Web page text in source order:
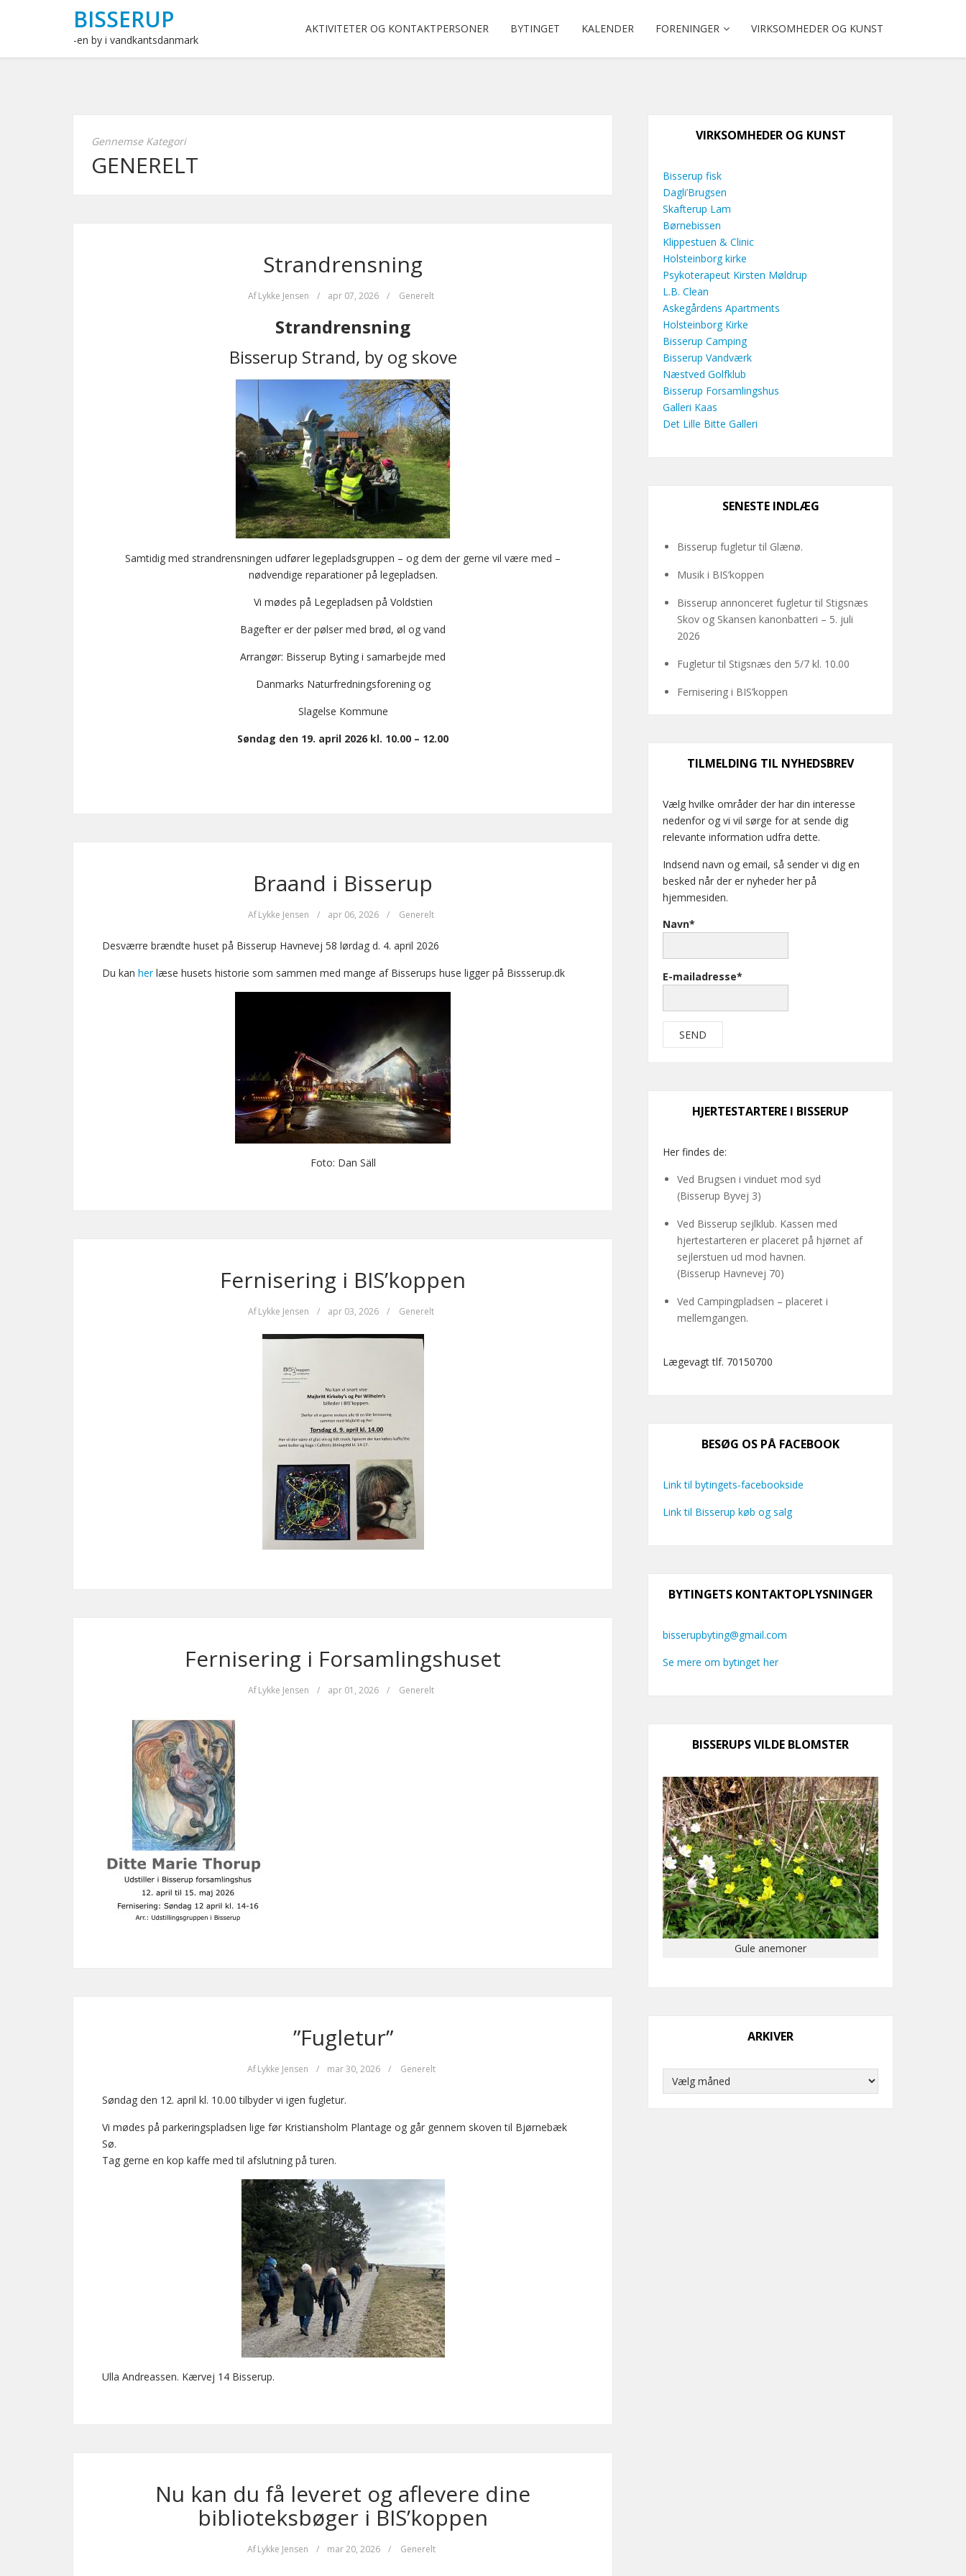
BISSERUP
-en by i vandkantsdanmark
AKTIVITETER OG KONTAKTPERSONER BYTINGET KALENDER FORENINGER VIRKSOMHEDER OG KUNST
Gennemse Kategori
GENERELT
Strandrensning
AfLykke Jensen / apr 07, 2026 / Generelt
Strandrensning
Bisserup Strand, by og skove
Samtidig med strandrensningen udfører legepladsgruppen – og dem der gerne vil være med –
nødvendige reparationer på legepladsen.
Vi mødes på Legepladsen på Voldstien
Bagefter er der pølser med brød, øl og vand
Arrangør: Bisserup Byting i samarbejde med
Danmarks Naturfredningsforening og
Slagelse Kommune
Søndag den 19. april 2026 kl. 10.00 – 12.00
Braand i Bisserup
AfLykke Jensen / apr 06, 2026 / Generelt
Desværre brændte huset på Bisserup Havnevej 58 lørdag d. 4. april 2026
Du kan herlæse husets historie som sammen med mange af Bisserups huse ligger på Bissserup.dk
Foto: Dan Säll
Fernisering i BIS’koppen
AfLykke Jensen / apr 03, 2026 / Generelt
Fernisering i Forsamlingshuset
AfLykke Jensen / apr 01, 2026 / Generelt
”Fugletur”
Af Lykke Jensen / mar 30, 2026 / Generelt
Søndag den 12. april kl. 10.00 tilbyder vi igen fugletur.
Vi mødes på parkeringspladsen lige før Kristiansholm Plantage og går gennem skoven til Bjørnebæk
Sø.
Tag gerne en kop kaffe med til afslutning på turen.
Ulla Andreassen. Kærvej 14 Bisserup.
Nu kan du få leveret og aflevere dine
biblioteksbøger i BIS’koppen
Af Lykke Jensen / mar 20, 2026 / Generelt
VIRKSOMHEDER OG KUNST
Bisserup fisk
Dagli’Brugsen
Skafterup Lam
Børnebissen
Klippestuen & Clinic
Holsteinborg kirke
Psykoterapeut Kirsten Møldrup
L.B. Clean
Askegårdens Apartments
Holsteinborg Kirke
Bisserup Camping
Bisserup Vandværk
Næstved Golfklub
Bisserup Forsamlingshus
Galleri Kaas
Det Lille Bitte Galleri
SENESTE INDLÆG
Bisserup fugletur til Glænø.
Musik i BIS’koppen
Bisserup annonceret fugletur til Stigsnæs
Skov og Skansen kanonbatteri – 5. juli
2026
Fugletur til Stigsnæs den 5/7 kl. 10.00
Fernisering i BIS’koppen
TILMELDING TIL NYHEDSBREV
Vælg hvilke områder der har din interesse
nedenfor og vi vil sørge for at sende dig
relevante information udfra dette.
Indsend navn og email, så sender vi dig en
besked når der er nyheder her på
hjemmesiden.
Navn*
E-mailadresse*
HJERTESTARTERE I BISSERUP
Her findes de:
Ved Brugsen i vinduet mod syd
(Bisserup Byvej 3)
Ved Bisserup sejlklub. Kassen med
hjertestarteren er placeret på hjørnet af
sejlerstuen ud mod havnen.
(Bisserup Havnevej 70)
Ved Campingpladsen – placeret i
mellemgangen.
Lægevagt tlf. 70150700
BESØG OS PÅ FACEBOOK
Link til bytingets-facebookside
Link til Bisserup køb og salg
BYTINGETS KONTAKTOPLYSNINGER
bisserupbyting@gmail.com
Se mere om bytinget her
BISSERUPS VILDE BLOMSTER
Gule anemoner
ARKIVER
Arkiver